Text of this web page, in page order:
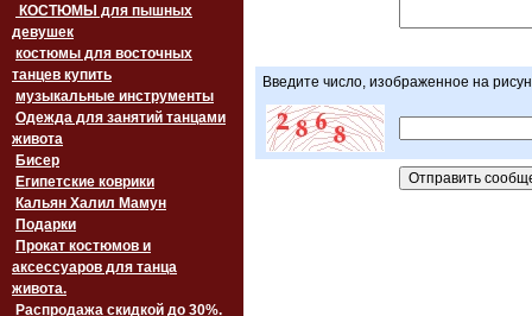
девушек
костюмы для восточных
танцев купить
музыкальные инструменты
Одежда для занятий танцами
живота
Бисер
Египетские коврики
Кальян Халил Мамун
Подарки
Прокат костюмов и
аксессуаров для танца
живота.
Распродажа скидкой до 30%.
Введите число, изображенное на